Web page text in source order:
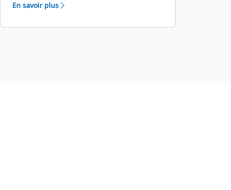
disponibles avec options de réparation
En savoir plus